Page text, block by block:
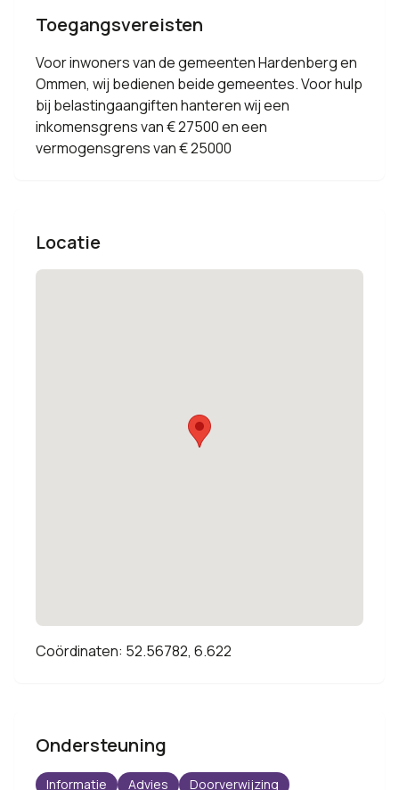
Toegangsvereisten
Voor inwoners van de gemeenten Hardenberg en
Ommen, wij bedienen beide gemeentes. Voor hulp
bij belastingaangiften hanteren wij een
inkomensgrens van € 27500 en een
vermogensgrens van € 25000
Locatie
Coördinaten: 52.56782, 6.622
Ondersteuning
Informatie Advies
Doorverwijzing